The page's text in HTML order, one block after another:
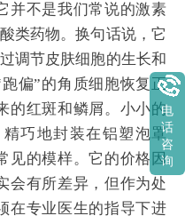
并不是我们常说的激素
类药物。换句话说，它
调节皮肤细胞的生长和
偏”的角质细胞恢复正
的红斑和鳞屑。小小的
巧地封装在铝塑泡罩
见的模样。它的价格因
会有所差异，但作为处
在专业医生的指导下进
电
话
咨
询